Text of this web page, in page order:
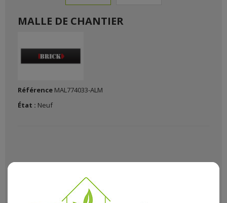
MALLE DE CHANTIER
Référence MAL774033-ALM
État : Neuf